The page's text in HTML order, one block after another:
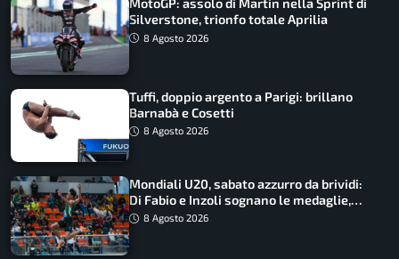
MotoGP: assolo di Martin nella Sprint di
Silverstone, trionfo totale Aprilia
8 Agosto 2026
Tuffi, doppio argento a Parigi: brillano
Barnabà e Cosetti
8 Agosto 2026
Mondiali U20, sabato azzurro da brividi:
Di Fabio e Inzoli sognano le medaglie,
Castellani e Succo in finale
8 Agosto 2026